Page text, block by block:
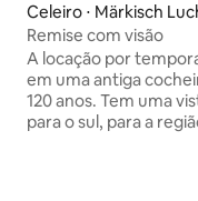
Celeiro ⋅ Märkisch
Remise com visão
A locação por
em uma antiga
120 anos. Tem uma
para o sul, para a